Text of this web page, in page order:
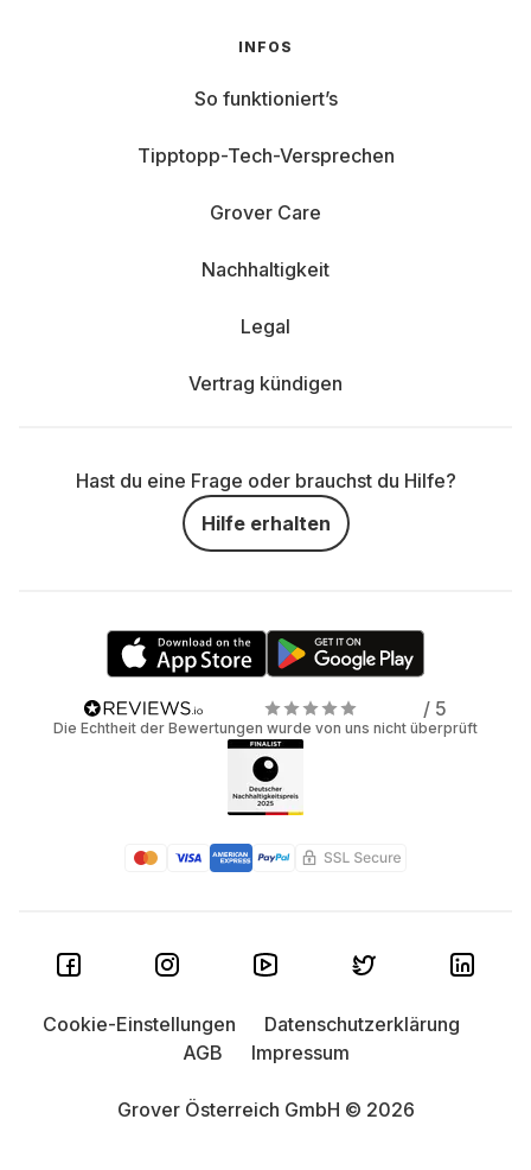
INFOS
So funktioniert’s
Tipptopp-Tech-Versprechen
Grover Care
Nachhaltigkeit
Legal
Vertrag kündigen
Hast du eine Frage oder brauchst du Hilfe?
Hilfe erhalten
/ 5
Die Echtheit der Bewertungen wurde von uns nicht überprüft
Grover Österreich GmbH © 2026
Cookie-Einstellungen
Datenschutzerklärung
AGB
Impressum